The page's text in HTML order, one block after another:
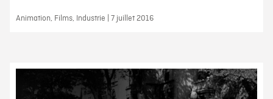
Animation, Films, Industrie | 7 juillet 2016